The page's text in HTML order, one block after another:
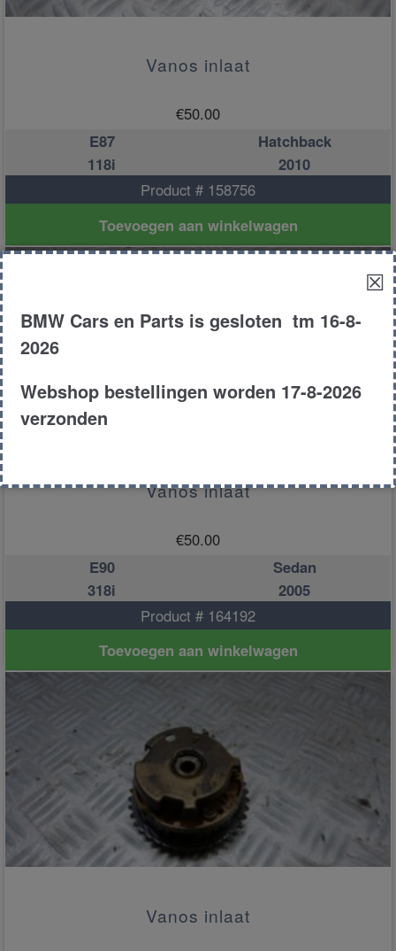
Vanos inlaat
€50.00
E87
Hatchback
118i
2010
Product # 158756
Toevoegen aan winkelwagen
Vanos inlaat
€50.00
E90
Sedan
318i
2005
Product # 164192
Toevoegen aan winkelwagen
Vanos inlaat
☒
BMW Cars en Parts is gesloten tm 16-8-
2026
Webshop bestellingen worden 17-8-2026
verzonden